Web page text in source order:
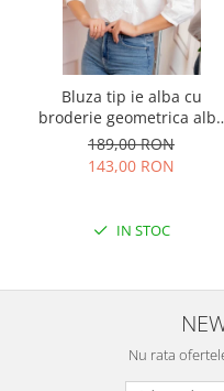
Bluza tip ie alba cu
broderie geometrica alba
Agata
189,00 RON
143,00 RON
IN STOC
Nu rata